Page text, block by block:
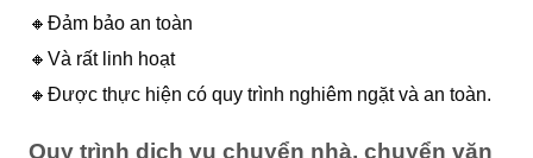
🔸Đảm bảo an toàn
🔸Và rất linh hoạt
🔸Được thực hiện có quy trình nghiêm ngặt và an toàn.
Quy trình dịch vụ chuyển nhà, chuyển văn